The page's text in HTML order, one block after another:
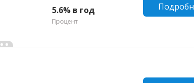
5.6% в год
Процент